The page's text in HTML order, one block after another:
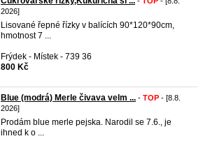
2026]
Lisované řepné řízky v balících 90*120*90cm,
hmotnost 7 ...
Frýdek - Místek - 739 36
800 Kč
Blue (modrá) Merle čivava velm ... - TOP - [8.8.
2026]
Prodám blue merle pejska. Narodil se 7.6., je
ihned k o ...